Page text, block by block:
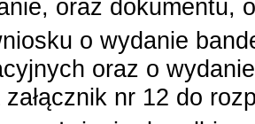
oraz dokumentu,
o wydanie
oraz o
nr 12 do